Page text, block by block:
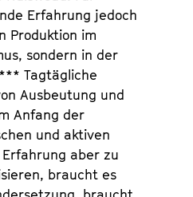
Erfahrung jedoch
Produktion im
sondern in der
Tagtägliche
Ausbeutung und
Anfang der
und aktiven
aber zu
braucht es